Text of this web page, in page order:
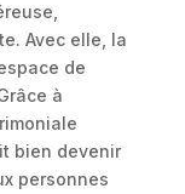
Avec elle, la
de
à
bien devenir
personnes